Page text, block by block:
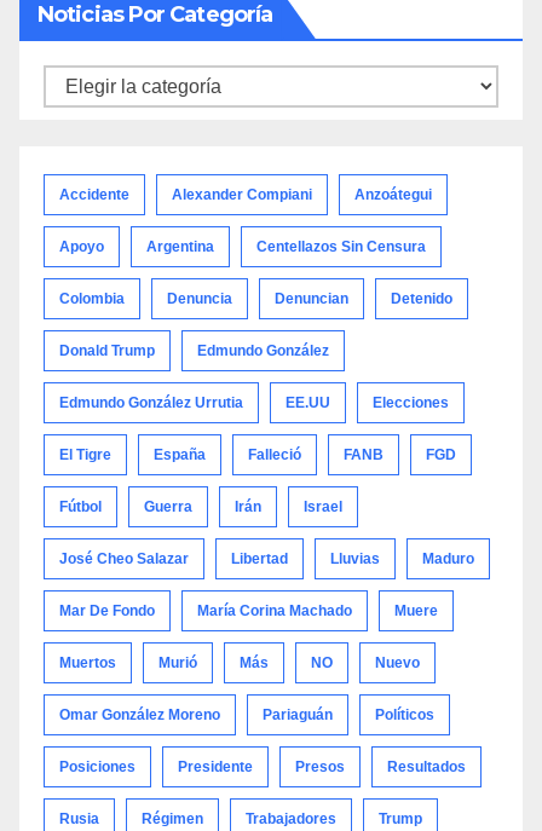
Noticias Por Categoría
Noticias
Accidente Alexander Compiani Anzoátegui
Apoyo Argentina Centellazos Sin Censura
Colombia Denuncia Denuncian Detenido
Donald Trump Edmundo González
Edmundo González Urrutia EE.UU Elecciones
El Tigre España Falleció FANB FGD
Fútbol Guerra Irán Israel
José Cheo Salazar Libertad Lluvias Maduro
Mar De Fondo María Corina Machado Muere
Muertos Murió Más NO Nuevo
Omar González Moreno Pariaguán Políticos
Posiciones Presidente Presos Resultados
Rusia Régimen Trabajadores Trump